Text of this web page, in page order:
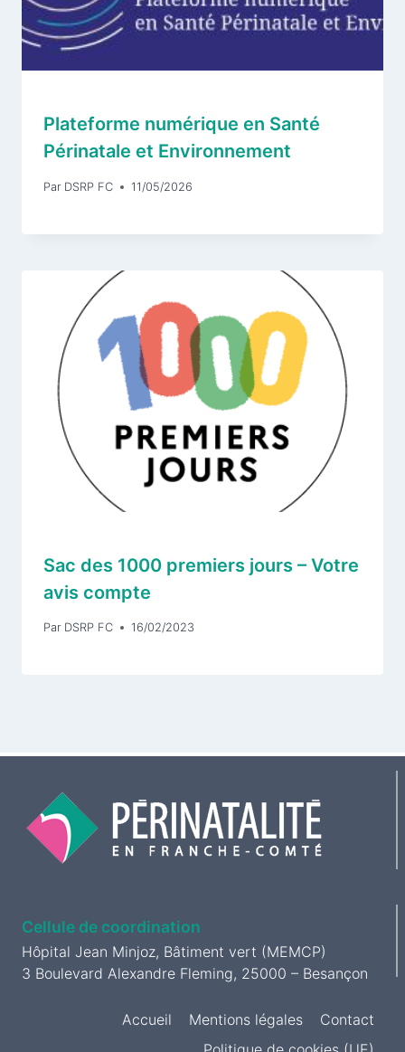
Plateforme numérique en Santé
Périnatale et Environnement
Par DSRP FC 11/05/2026
Sac des 1000 premiers jours – Votre
avis compte
Par DSRP FC 16/02/2023
Cellule de coordination
Hôpital Jean Minjoz, Bâtiment vert (MEMCP)
3 Boulevard Alexandre Fleming, 25000 – Besançon
Accueil Mentions légales
Contact